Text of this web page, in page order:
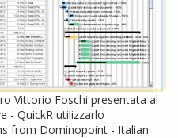
Vittorio Foschi presentata al
- QuickR utilizzarlo
from Dominopoint - Italian